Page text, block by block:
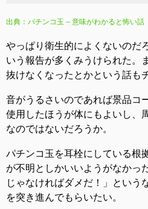
出典：パチンコ玉 – 意味がわかると怖い話
やっぱり衛生的によくないのだ
いう報告が多くみうけられた。
抜けなくなったとかという話も
音がうるさいのであれば景品コ
使用したほうが体にもよいし、
なのではないだろうか。
パチンコ玉を耳栓にしている根
が不明としかいいようがなかっ
じゃなければダメだ！」という
を突き進んでもらいたい。